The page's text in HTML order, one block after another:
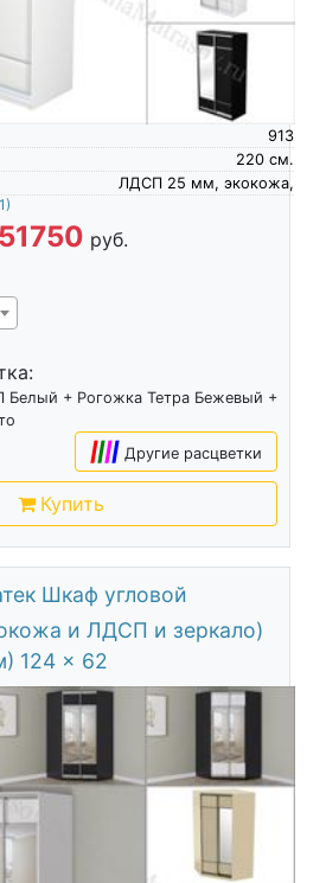
913
см.
220
ЛДСП 25 мм, экокожа,
51750 руб.
Белый + Рогожка Тетра Бежевый +
|||| Другие расцветки
Купить
Шкаф угловой
и ЛДСП и зеркало)
124 x 62